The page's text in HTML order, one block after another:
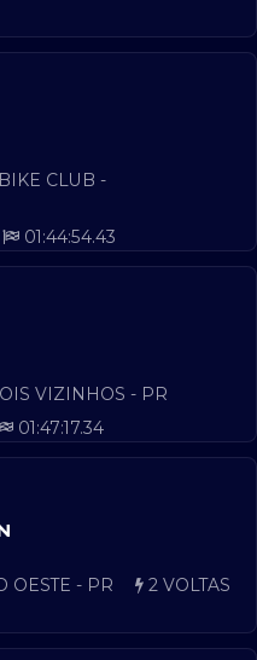
CLUB -
01:44:54.43
VIZINHOS - PR
01:47:17.34
OESTE - PR
2 VOLTAS